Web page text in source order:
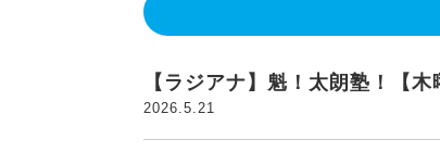
【ラジアナ】魁！太朗塾！【木
2026.5.21